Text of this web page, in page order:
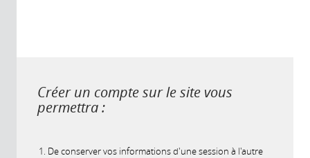
Créer un compte sur le site vous
permettra :
De conserver vos informations d'une session à l'autre